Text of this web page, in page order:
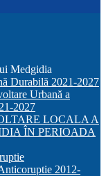
Medgidia
Durabilă 2021-2027
Urbană a
2027
LOCALA A
ÎN PERIOADA
2012-